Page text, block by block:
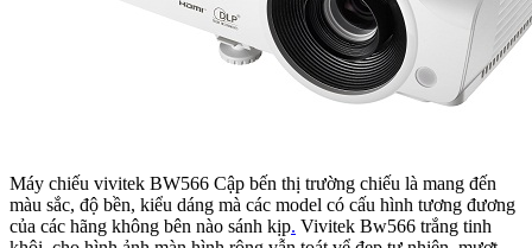
Máy chiếu vivitek BW566 Cập bến thị trường chiếu là mang đến
màu sắc, độ bền, kiểu dáng mà các model có cấu hình tương đương
của các hãng không bên nào sánh kịp. Vivitek Bw566 trắng tinh